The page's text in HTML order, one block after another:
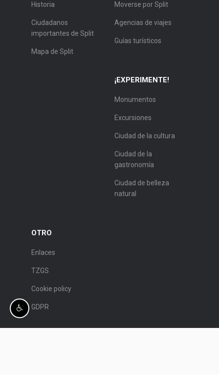
Historia
Ciudadanos
importantes de Split
Mapa de Split
Moverse por Split
Agencias de viajes
Guías turísticos
¡EXPERIMENTE!
Monumentos
Excursiones
Ciudad de la cultura
Ciudad de la
gastronomía
Ciudad de belleza
natural
OTRO
Enlaces
TZGS
Cookie policy
GDPR